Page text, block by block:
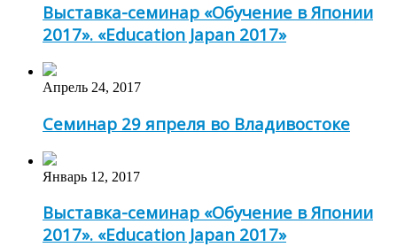
Выставка-семинар «Обучение в Японии
2017». «Education Japan 2017»
Апрель 24, 2017
Семинар 29 япреля во Владивостоке
Январь 12, 2017
Выставка-семинар «Обучение в Японии
2017». «Education Japan 2017»